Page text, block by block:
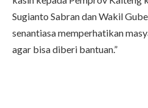
Sugianto Sabran dan Wakil
senantiasa memperhatikan
agar bisa diberi bantuan.”